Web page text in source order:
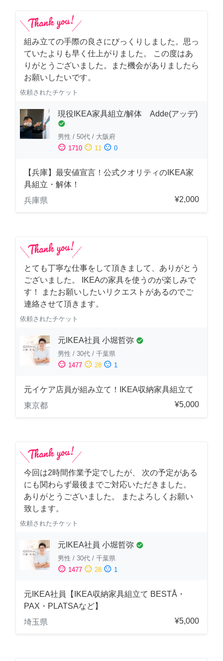
組み立ての手際の良さにびっくりしました。思っ
ていたよりも早く仕上がりました。 この度はあ
りがとうございました。また機会がありましたら
お願いしたいです。
依頼されたチケット
現役IKEA家具組立/解体 Adde(アッデ)
check_circle
男性 / 50代 / 大阪府
sentiment_satisfied 1710 sentiment_neutral 11 sentiment_dissatisfied 0
【兵庫】最安値宣言！公式クオリティのIKEA家
具組立・解体！
兵庫県
¥2,000
とても丁寧な仕事をして頂きまして、ありがとう
ございました。 IKEAの家具を使うのが楽しみで
す！ またお願いしたいリクエストがあるのでご
連絡させて頂きます。
依頼されたチケット
元IKEA社員 小堀哲弥 check_circle
男性 / 30代 / 千葉県
sentiment_satisfied 1477 sentiment_neutral 28 sentiment_dissatisfied 1
元イケア店員が組み立て！IKEA収納家具組立て
東京都
¥5,000
今回は2時間作業予定でしたが、 次の予定がある
にも関わらず最後までご対応いただきました。
ありがとうございました。 またよろしくお願い
致します。
依頼されたチケット
元IKEA社員 小堀哲弥 check_circle
男性 / 30代 / 千葉県
sentiment_satisfied 1477 sentiment_neutral 28 sentiment_dissatisfied 1
元IKEA社員【IKEA収納家具組立て BESTÅ・
PAX・PLATSAなど】
埼玉県
¥5,000